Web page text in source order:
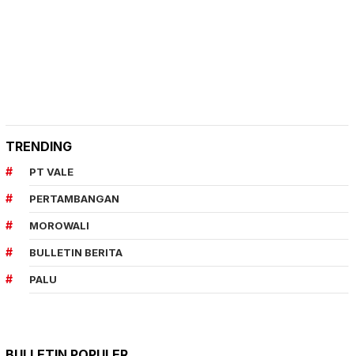
TRENDING
PT VALE
PERTAMBANGAN
MOROWALI
BULLETIN BERITA
PALU